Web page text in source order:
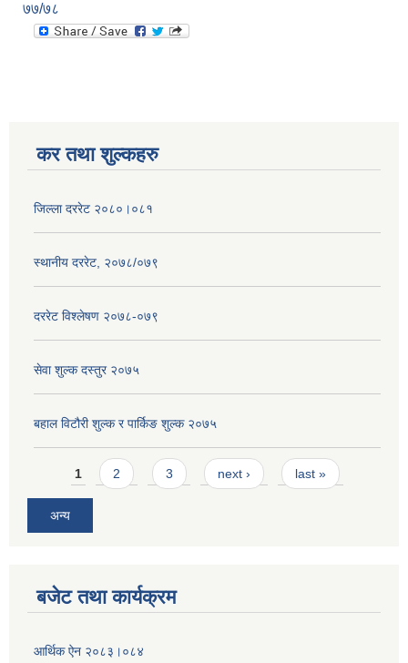
७७/७८
कर तथा शुल्कहरु
जिल्ला दररेट २०८०।०८१
स्थानीय दररेट, २०७८/०७९
दररेट विश्लेषण २०७८-०७९
सेवा शुल्क दस्तुर २०७५
बहाल विटौरी शुल्क र पार्किङ शुल्क २०७५
Pages
1 2 3 next › last »
अन्य
बजेट तथा कार्यक्रम
आर्थिक ऐन २०८३।०८४